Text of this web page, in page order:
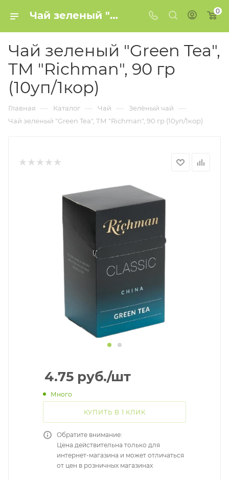
Чай зеленый "Green Tea", ТМ "Richman", 90 гр (10уп/1кор) купить в Минске 0
Чай зеленый "Green Tea",
ТМ "Richman", 90 гр
(10уп/1кор)
Главная — Каталог — Чай — Зелёный чай —
Чай зеленый "Green Tea", ТМ "Richman", 90 гр (10уп/1кор)
4.75 руб./шт
Много
КУПИТЬ В 1 КЛИК
Обратите внимание:
Цена действительна только для
интернет-магазина и может отличаться
от цен в розничных магазинах